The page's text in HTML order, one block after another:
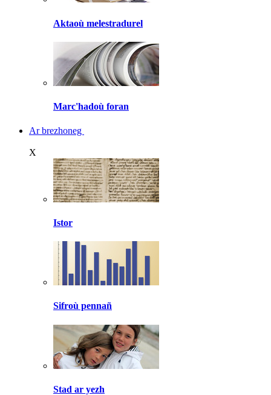
Aktaoù melestradurel
Marc'hadoù foran
Ar brezhoneg
X
Istor
Sifroù pennañ
Stad ar yezh